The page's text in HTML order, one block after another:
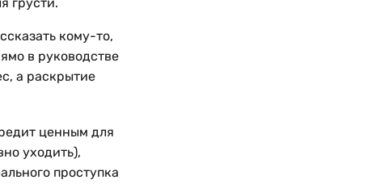
кому-то,
в руководстве
а раскрытие
ценным для
уходить),
проступка